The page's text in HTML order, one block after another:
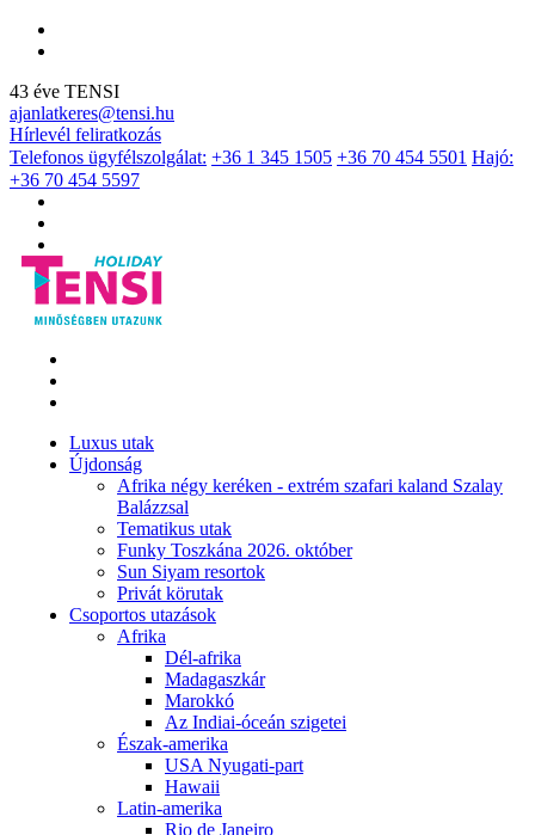
43 éve TENSI
ajanlatkeres@tensi.hu
Hírlevél feliratkozás
Telefonos ügyfélszolgálat: +36 1 345 1505 +36 70 454 5501 Hajó:
+36 70 454 5597
Luxus utak
Újdonság
Afrika négy keréken - extrém szafari kaland Szalay
Balázzsal
Tematikus utak
Funky Toszkána 2026. október
Sun Siyam resortok
Privát körutak
Csoportos utazások
Afrika
Dél-afrika
Madagaszkár
Marokkó
Az Indiai-óceán szigetei
Észak-amerika
USA Nyugati-part
Hawaii
Latin-amerika
Rio de Janeiro